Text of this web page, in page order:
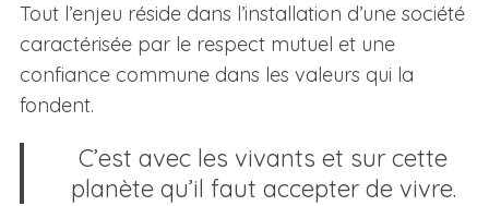
Tout l’enjeu réside dans l’installation d’une société
caractérisée par le respect mutuel et une
confiance commune dans les valeurs qui la
fondent.
C’est avec les vivants et sur cette
planète qu’il faut accepter de vivre.